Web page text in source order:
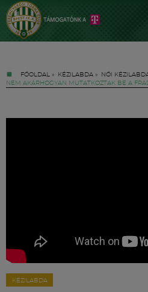
FŐOLDAL » KÉZILABDA » NŐI
NEM AKÁRHOGYAN MUTATKOZTAK BE A
KÉZILABDA
Hírek
Labdarúgás